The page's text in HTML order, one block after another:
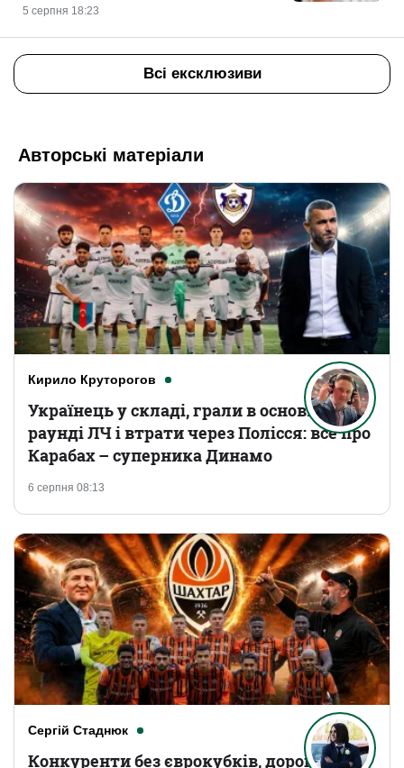
5 серпня 18:23
Всі ексклюзиви
Авторські матеріали
Кирило Круторогов
6 серпня 08:13
Українець у складі, грали в основному
раунді ЛЧ і втрати через Полісся: все про
Карабах – суперника Динамо
Сергій Стаднюк
Конкуренти без єврокубків, дорогі